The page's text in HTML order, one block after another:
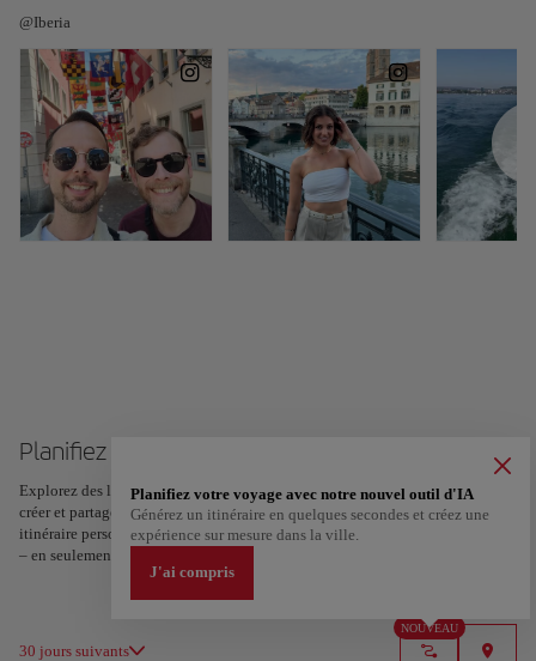
@Iberia
Planifiez votre voyage à Zurich
Explorez des lieux et des expériences, et marquez vos favoris d’un cœur pour
créer et partager votre itinéraire. Vous voulez plus d’idées ? Obtenez un
itinéraire personnalisé selon vos centres d’intérêt et la durée de votre voyage
– en seulement deux étapes et téléchargeable sur Google Maps.
30 jours suivants
NOUVEAU
Planifiez votre voyage avec notre nouvel outil d'IA
Générez un itinéraire en quelques secondes et créez une
expérience sur mesure dans la ville.
J'ai compris